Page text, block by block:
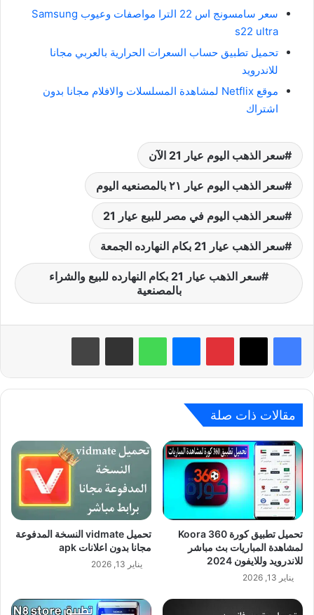
سعر سامسونج اس 22 الترا مواصفات وعيوب Samsung
s22 ultra
تحميل تطبيق حساب السعرات الحرارية بالعربي مجانا
للاندرويد
موقع Netflix لمشاهدة المسلسلات والافلام مجانا بدون
اشتراك
سعر الذهب اليوم عيار 21 الآن
سعر الذهب اليوم عيار ٢١ بالمصنعيه اليوم
سعر الذهب اليوم في مصر للبيع عيار 21
سعر الذهب عيار 21 بكام النهارده الجمعة
سعر الذهب عيار 21 بكام النهارده للبيع والشراء
بالمصنعية
بينتيريست واتساب
مقالات ذات صلة
تحميل تطبيق كورة Koora 360
لمشاهدة المباريات بث مباشر
للاندرويد وللايفون 2024
يناير 13, 2026
تحميل vidmate النسخة المدفوعة
مجانا بدون اعلانات apk
يناير 13, 2026